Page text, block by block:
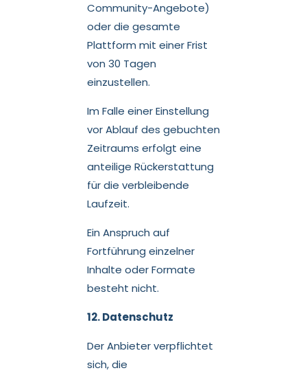
Community-Angebote)
oder die gesamte
Plattform mit einer Frist
von 30 Tagen
einzustellen.
Im Falle einer Einstellung
vor Ablauf des gebuchten
Zeitraums erfolgt eine
anteilige Rückerstattung
für die verbleibende
Laufzeit.
Ein Anspruch auf
Fortführung einzelner
Inhalte oder Formate
besteht nicht.
12. Datenschutz
Der Anbieter verpflichtet
sich, die